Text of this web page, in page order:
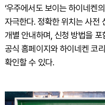
‘우주에서도 보이는 하이네켄
자극한다. 정확한 위치는 사전
개별 안내하며, 신청 방법을
공식 홈페이지와 하이네켄 코
확인할 수 있다.